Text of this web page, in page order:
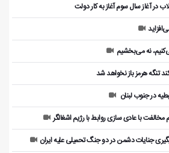
در آغاز سال سوم آغاز به کار دولت
نه می‌بخشیم
تنگه هرمز باز نخواهد شد
در جنوب لبنان
مخالفت با عادی سازی روابط با رژیم اشغالگر
جنایات دشمن در دو جنگ تحمیلی علیه ایران